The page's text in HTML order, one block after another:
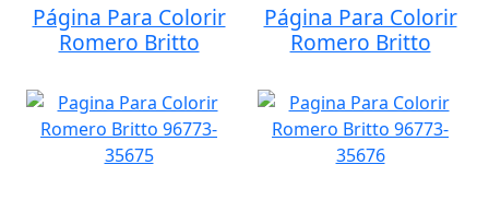
Página Para Colorir
Romero Britto
Página Para Colorir
Romero Britto